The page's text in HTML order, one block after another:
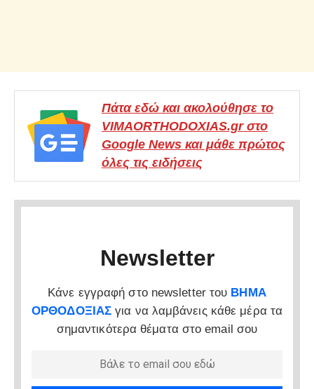
Πάτα εδώ και ακολούθησε το
VIMAORTHODOXIAS.gr στο
Google News και μάθε πρώτος
όλες τις ειδήσεις
Newsletter
Κάνε εγγραφή στο newsletter του ΒΗΜΑ
ΟΡΘΟΔΟΞΙΑΣ για να λαμβάνεις κάθε μέρα τα
σημαντικότερα θέματα στο email σου